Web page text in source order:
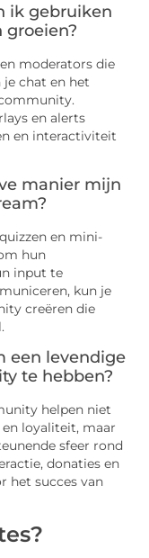
ik gebruiken
moderators die
je chat en het
en alerts
en interactiviteit
manier mijn
en mini-
hun
input te
kun je
creëren die
een levendige
te hebben?
helpen niet
loyaliteit, maar
sfeer rond
donaties en
het succes van